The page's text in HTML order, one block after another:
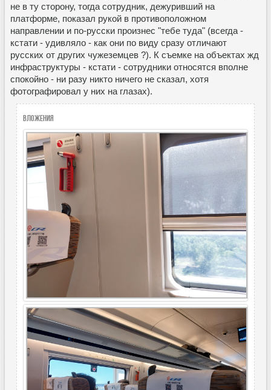
не в ту сторону, тогда сотрудник, дежуривший на
платформе, показал рукой в противоположном
направлении и по-русски произнес "тебе туда" (всегда -
кстати - удивляло - как они по виду сразу отличают
русских от других чужеземцев ?). К съемке на объектах жд
инфраструктуры - кстати - сотрудники относятся вполне
спокойно - ни разу никто ничего не сказал, хотя
фотографировал у них на глазах).
Вложения